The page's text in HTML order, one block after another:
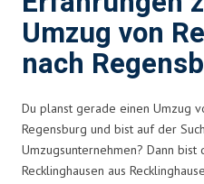
Umzug von
nach
Du planst gerade einen Umzug
Regensburg und bist auf der
Umzugsunternehmen? Dann
Recklinghausen aus